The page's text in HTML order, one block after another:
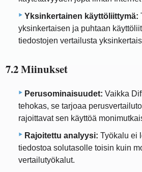
Yksinkertainen käyttöliittymä:
yksinkertaisen ja puhtaan
tiedostojen vertailusta
7.2 Miinukset
Perusominaisuudet: Vaikka
tehokas, se tarjoaa
rajoittavat sen käyttöä
Rajoitettu analyysi: Työkalu ei
tiedostoa solutasolle toisin kuin
vertailutyökalut.